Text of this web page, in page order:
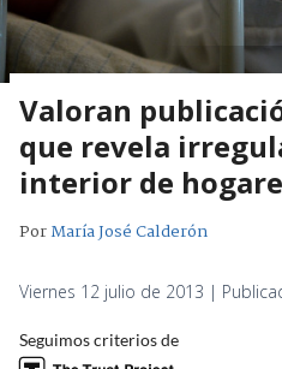
Valoran
que revela
interior de
PorMaría José Calderón
Viernes 12 julio de 2013 |
Seguimos criterios de